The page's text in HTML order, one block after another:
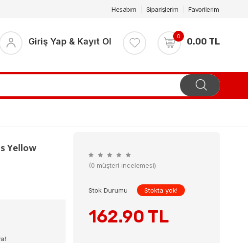
Hesabım Siparişlerim Favorilerim
Giriş Yap & Kayıt Ol 0 0.00 TL
Yellow
(0 müşteri incelemesi)
Stok Durumu Stokta yok!
162.90 TL